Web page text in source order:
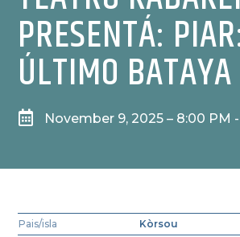
PRESENTÁ:
ÚLTIMO BATAYA
 November 9, 2025 – 8:00 PM
Pais/isla Kòrsou